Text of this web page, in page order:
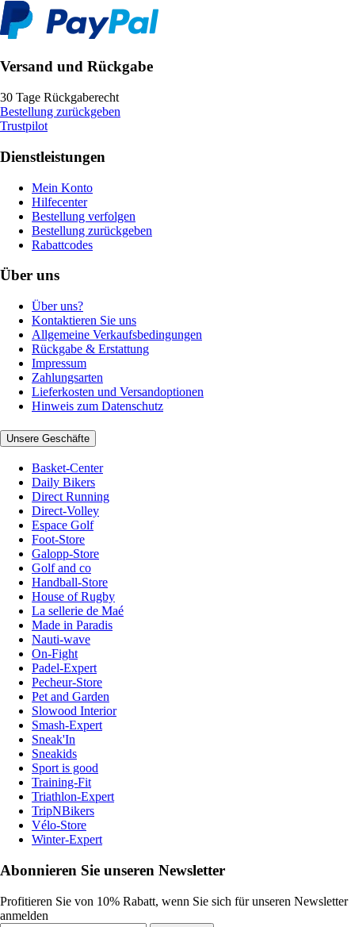
Versand und Rückgabe
30 Tage Rückgaberecht
Bestellung zurückgeben
Trustpilot
Dienstleistungen
Mein Konto
Hilfecenter
Bestellung verfolgen
Bestellung zurückgeben
Rabattcodes
Über uns
Über uns?
Kontaktieren Sie uns
Allgemeine Verkaufsbedingungen
Rückgabe & Erstattung
Impressum
Zahlungsarten
Lieferkosten und Versandoptionen
Hinweis zum Datenschutz
Unsere Geschäfte
Basket-Center
Daily Bikers
Direct Running
Direct-Volley
Espace Golf
Foot-Store
Galopp-Store
Golf and co
Handball-Store
House of Rugby
La sellerie de Maé
Made in Paradis
Nauti-wave
On-Fight
Padel-Expert
Pecheur-Store
Pet and Garden
Slowood Interior
Smash-Expert
Sneak'In
Sneakids
Sport is good
Training-Fit
Triathlon-Expert
TripNBikers
Vélo-Store
Winter-Expert
Abonnieren Sie unseren Newsletter
Profitieren Sie von 10% Rabatt, wenn Sie sich für unseren Newsletter
anmelden